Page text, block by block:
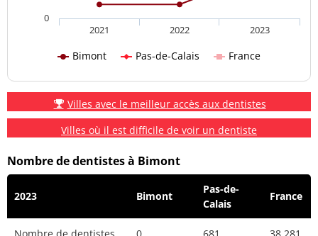
Bimont Pas-de-Calais France
2021 2022 2023
0
Villes avec le meilleur accès aux dentistes
Villes où il est difficile de voir un dentiste
Nombre de dentistes à Bimont
2023 Bimont
Pas-de-
Calais
France